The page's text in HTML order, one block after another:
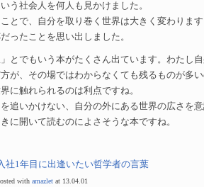
う社会人を何人も見かけました。
とで、自分を取り巻く世界は大きく変わりま
ったことを思い出しました。
とでもいう本がたくさん出ています。わたし
が、その場ではわからなくても残るものが多
に触れられるのは利点ですね。
を追いかけない、自分の外にある世界の広さを
に開いて読むのによさそうな本ですね。
社1年目に出逢いたい哲学者の言葉
with amazlet at 13.04.01